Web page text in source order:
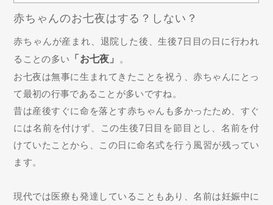
赤ちゃんのお七夜はする？しない？
赤ちゃんが産まれ、退院した後、生後7日目の日に行われ
ることの多い 「お七夜」
。
お七夜は無事に生まれてきたことを祝う、赤ちゃんにとっ
て最初の行事であることが多いですね。
昔は産後すぐに命を落とす赤ちゃんも多かったため、すぐ
には名前を付けず、この生後7日目を節目とし、名前を付
けていたことから、この日に命名式を行う風習が残ってい
ます。
現代では医療も発達していることもあり、名前は妊娠中に